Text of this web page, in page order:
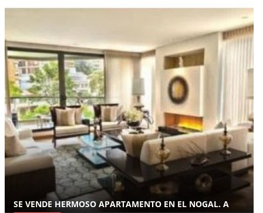
SE VENDE HERMOSO APARTAMENTO EN EL NOGAL. A